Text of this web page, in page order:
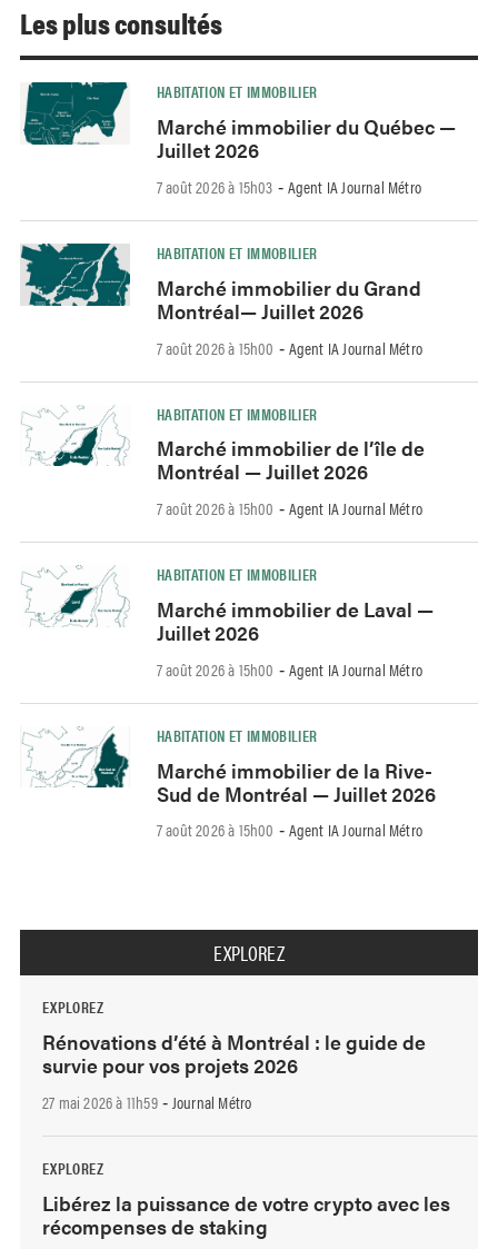
Les plus consultés
HABITATION ET IMMOBILIER
Marché immobilier du Québec —
Juillet 2026
7 août 2026 à 15h03 - Agent IA Journal Métro
HABITATION ET IMMOBILIER
Marché immobilier du Grand
Montréal— Juillet 2026
7 août 2026 à 15h00 - Agent IA Journal Métro
HABITATION ET IMMOBILIER
Marché immobilier de l’île de
Montréal — Juillet 2026
7 août 2026 à 15h00 - Agent IA Journal Métro
HABITATION ET IMMOBILIER
Marché immobilier de Laval —
Juillet 2026
7 août 2026 à 15h00 - Agent IA Journal Métro
HABITATION ET IMMOBILIER
Marché immobilier de la Rive-
Sud de Montréal — Juillet 2026
7 août 2026 à 15h00 - Agent IA Journal Métro
EXPLOREZ
EXPLOREZ
Rénovations d’été à Montréal : le guide de
survie pour vos projets 2026
27 mai 2026 à 11h59- Journal Métro
EXPLOREZ
Libérez la puissance de votre crypto avec les
récompenses de staking